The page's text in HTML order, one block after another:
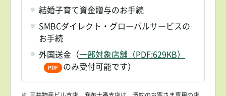
結婚子育て資金贈与のお手続
SMBCダイレクト・グローバルサービスの
お手続
外国送金（一部対象店舗（PDF:629KB）
のみ受付可能です）